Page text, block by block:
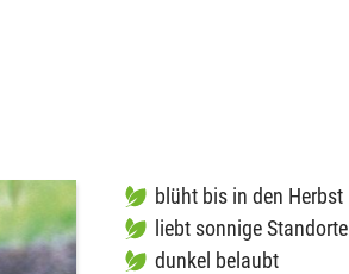
blüht bis in den Herbst
liebt sonnige Standorte
dunkel belaubt